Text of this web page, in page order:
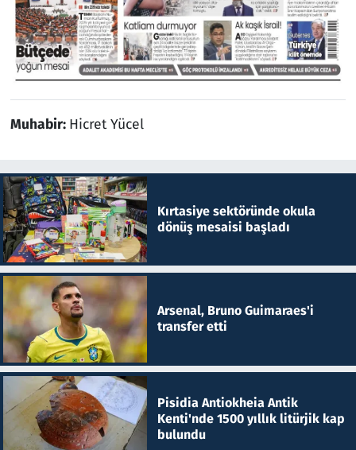
Muhabir: Hicret Yücel
Kırtasiye sektöründe okula
dönüş mesaisi başladı
Arsenal, Bruno Guimaraes'i
transfer etti
Pisidia Antiokheia Antik
Kenti'nde 1500 yıllık litürjik kap
bulundu